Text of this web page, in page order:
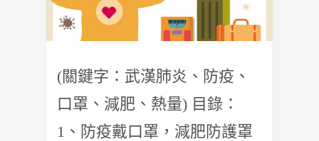
(關鍵字：武漢肺炎、防疫、
口罩、減肥、熱量) 目錄：
1、防疫戴口罩，減肥防護罩